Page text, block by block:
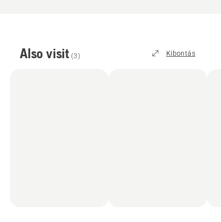
Also visit (3) Kibontás